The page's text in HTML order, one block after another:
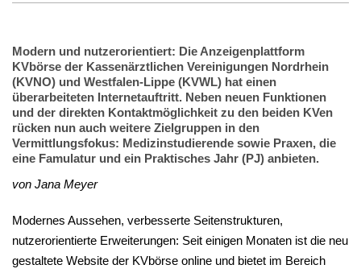
Modern und nutzerorientiert: Die Anzeigenplattform
KVbörse der Kassenärztlichen Vereinigungen Nordrhein
(KVNO) und Westfalen-Lippe (KVWL) hat einen
überarbeiteten Internetauftritt. Neben neuen Funktionen
und der direkten Kontaktmöglichkeit zu den beiden KVen
rücken nun auch weitere Zielgruppen in den
Vermittlungsfokus: Medizinstudierende sowie Praxen, die
eine Famulatur und ein Praktisches Jahr (PJ) anbieten.
von Jana Meyer
Modernes Aussehen, verbesserte Seitenstrukturen,
nutzerorientierte Erweiterungen: Seit einigen Monaten ist die neu
gestaltete Website der KVbörse online und bietet im Bereich